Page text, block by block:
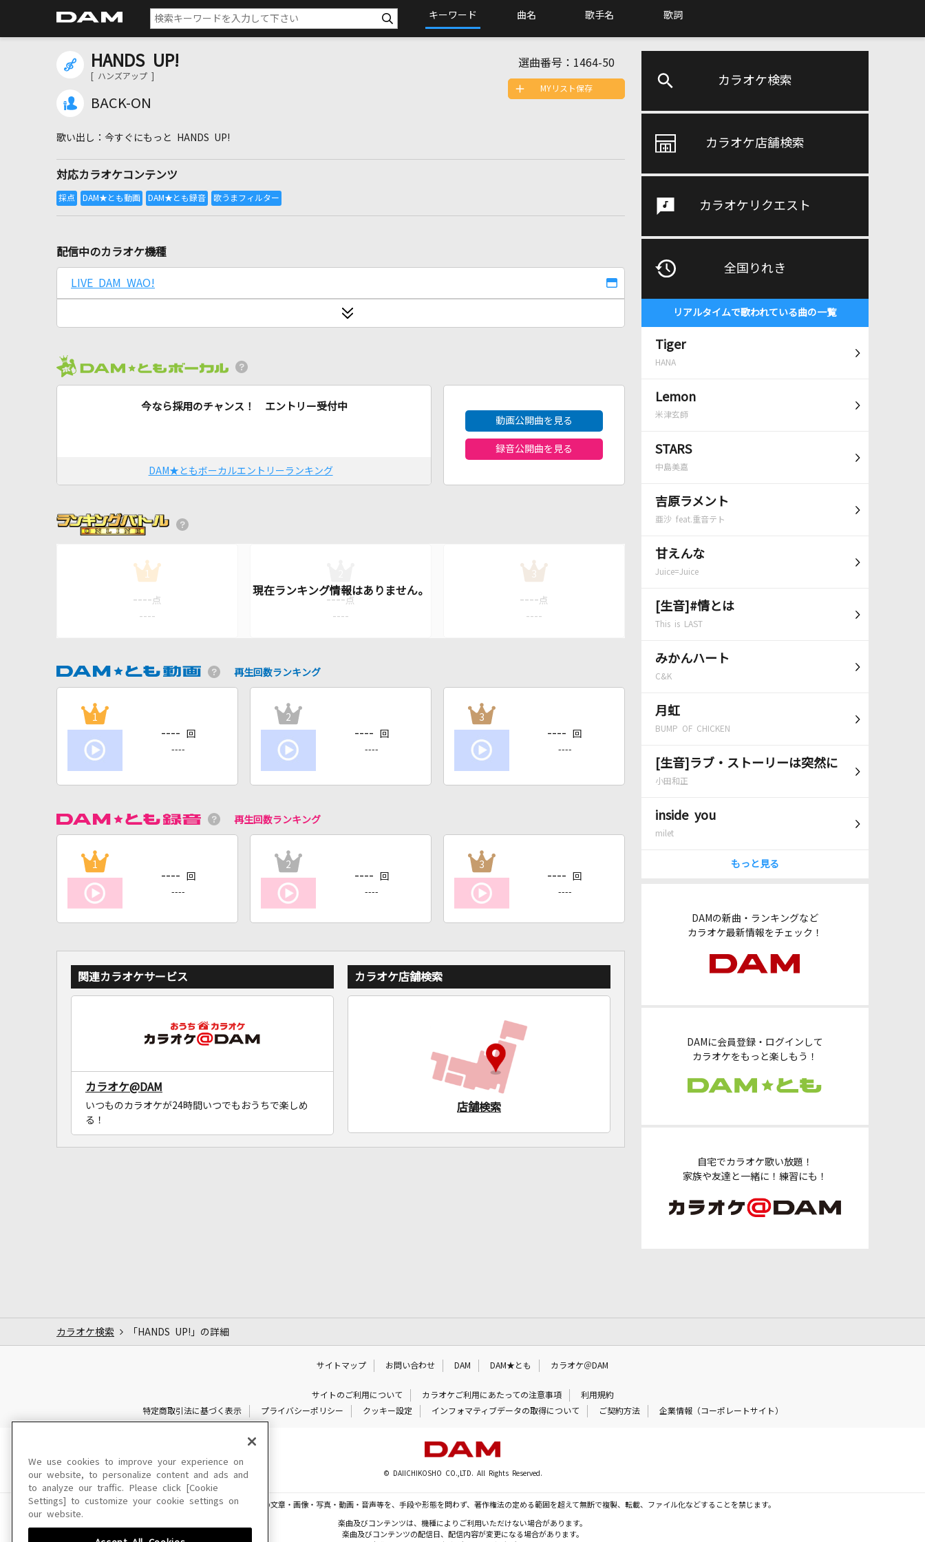
キーワード 曲名 歌手名 歌詞
カラオケ検索
カラオケ店舗検索
カラオケリクエスト
全国りれき
リアルタイムで歌われている曲の一覧
Tiger
HANA
Lemon
米津玄師
STARS
中島美嘉
吉原ラメント
亜沙 feat.重音テト
甘えんな
Juice=Juice
[生音]#情とは
This is LAST
みかんハート
C&K
月虹
BUMP OF CHICKEN
[生音]ラブ・ストーリーは突然に
小田和正
inside you
milet
もっと見る
DAMの新曲・ランキングなど
カラオケ最新情報をチェック！
DAMに会員登録・ログインして
カラオケをもっと楽しもう！
自宅でカラオケ歌い放題！
家族や友達と一緒に！練習にも！
HANDS UP!
[ ハンズアップ ]
BACK-ON
選曲番号： 1464-50
今すぐにもっと HANDS UP!
対応カラオケコンテンツ
MYリスト保存
配信中のカラオケ機種
LIVE DAM WAO!
今なら採用のチャンス！ エントリー受付中
DAM★ともボーカルエントリーランキング
動画公開曲を見る
録音公開曲を見る
1
---- 点
----
---- 点
----
3
---- 点
----
再生回数ランキング
1
---- 回
----
2
---- 回
----
3
---- 回
----
再生回数ランキング
1
---- 回
----
2
---- 回
----
3
---- 回
----
関連カラオケサービス
カラオケ@DAM
いつものカラオケが24時間いつでもおうちで楽しめ
る！
カラオケ店舗検索
店舗検索
カラオケ検索 「HANDS UP!」の詳細
サイトマップ お問い合わせ DAM DAM★とも カラオケ＠DAM
サイトのご利用について カラオケご利用にあたっての注意事項
利用規約
特定商取引法に基づく表示
プライバシーポリシー クッキー設定 インフォマティブデータの取得について ご契約方法 企業情報（コーポレートサイト）
© DAIICHIKOSHO CO.,LTD. All Rights Reserved.
このサイトに掲載されている一切の文章・画像・写真・動画・音声等を、手段や形態を問わず、著作権法の定める範囲を超えて無断で複製、転載、ファイル化などすることを禁じます。
楽曲及びコンテンツは、機種によりご利用いただけない場合があります。
楽曲及びコンテンツの配信日、配信内容が変更になる場合があります。
We use cookies to improve your experience on
our website, to personalize content and ads and
to analyze our traffic. Please click [Cookie
Settings] to customize your cookie settings on
our website.